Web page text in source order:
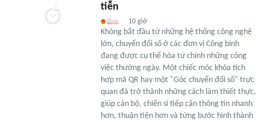
tiễn
10 giờ
Không bắt đầu từ những hệ thống công nghệ
lớn, chuyển đổi số ở các đơn vị Công binh
đang được cụ thể hóa từ chính những công
việc thường ngày. Một chiếc móc khóa tích
hợp mã QR hay một "Góc chuyển đổi số" trực
quan đã trở thành những cách làm thiết thực,
giúp cán bộ, chiến sĩ tiếp cận thông tin nhanh
hơn, thuận tiện hơn và từng bước hình thành